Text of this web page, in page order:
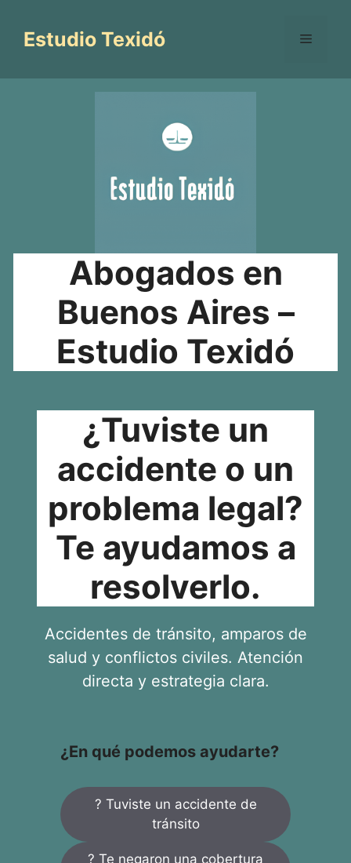
contenido
Estudio Texidó Menú
Abogados en
Buenos Aires –
Estudio Texidó
¿Tuviste un
accidente o un
problema legal?
Te ayudamos a
resolverlo.
Accidentes de tránsito, amparos de
salud y conflictos civiles. Atención
directa y estrategia clara.
¿En qué podemos ayudarte?
? Tuviste un accidente de
tránsito
? Te negaron una cobertura